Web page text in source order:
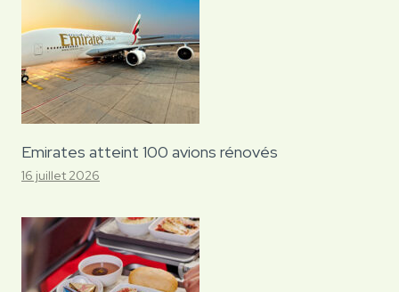
Emirates atteint 100 avions rénovés
16 juillet 2026